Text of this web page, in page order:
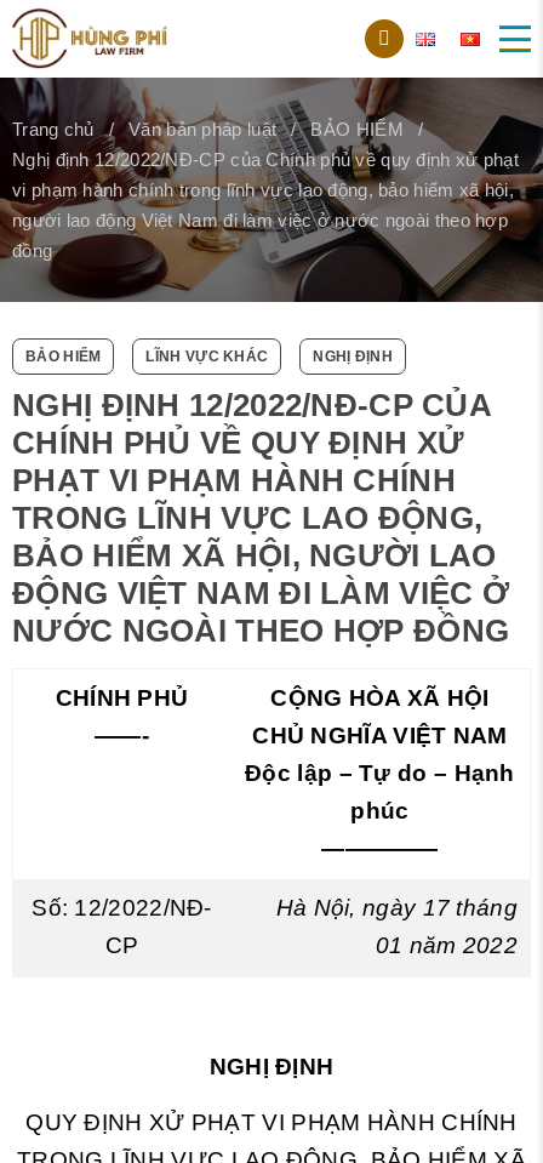
Trang chủ Văn bản pháp luật
BẢO HIỂM
Nghị định 12/2022/NĐ-CP của Chính phủ về quy định xử phạt
vi phạm hành chính trong lĩnh vực lao động, bảo hiểm xã hội,
người lao động Việt Nam đi làm việc ở nước ngoài theo hợp
đồng
BẢO HIỂM LĨNH VỰC KHÁC NGHỊ ĐỊNH
NGHỊ ĐỊNH 12/2022/NĐ-CP CỦA
CHÍNH PHỦ VỀ QUY ĐỊNH XỬ
PHẠT VI PHẠM HÀNH CHÍNH
TRONG LĨNH VỰC LAO ĐỘNG,
BẢO HIỂM XÃ HỘI, NGƯỜI LAO
ĐỘNG VIỆT NAM ĐI LÀM VIỆC Ở
NƯỚC NGOÀI THEO HỢP ĐỒNG
CHÍNH PHỦ
——-
CỘNG HÒA XÃ HỘI
CHỦ NGHĨA VIỆT NAM
Độc lập – Tự do – Hạnh
phúc
—————
Số: 12/2022/NĐ-
CP
Hà Nội, ngày 17 tháng
01 năm 2022
NGHỊ ĐỊNH
QUY ĐỊNH XỬ PHẠT VI PHẠM HÀNH CHÍNH